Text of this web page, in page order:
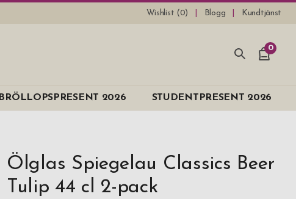
Wishlist (0) Blogg Kundtjänst
0
BRÖLLOPSPRESENT 2026 STUDENTPRESENT 2026
Ölglas Spiegelau Classics Beer
Tulip 44 cl 2-pack